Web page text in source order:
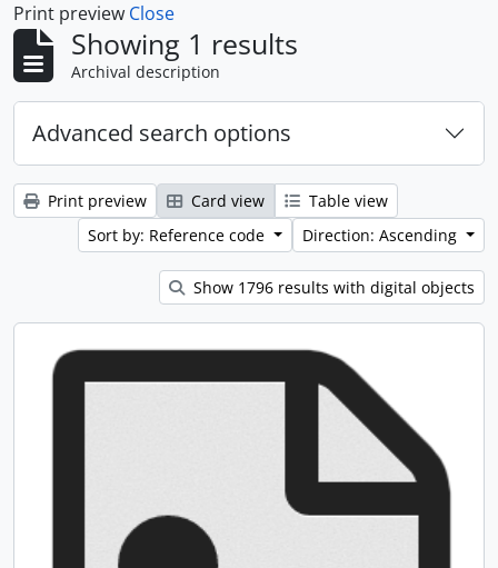
Print preview Close
Showing 1 results
Archival description
Advanced search options
Print preview Card view
Table view
Sort by: Reference code
Direction: Ascending
Show 1796 results with digital objects